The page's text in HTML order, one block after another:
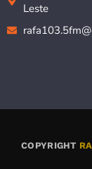
Leste
COPYRIGHT